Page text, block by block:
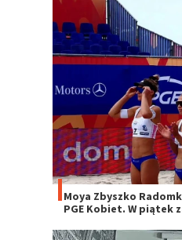
Moya Zbyszko
PGE Kobiet. W piątek